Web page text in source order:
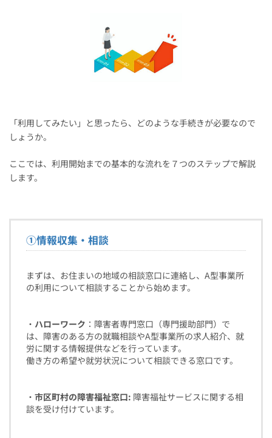
「利用してみたい」と思ったら、どのような手続きが必要なので
しょうか。
ここでは、利用開始までの基本的な流れを７つのステップで解説
します。
①情報収集・相談
まずは、お住まいの地域の相談窓口に連絡し、A型事業所
の利用について相談することから始めます。
・ ハローワーク ：障害者専門窓口（専門援助部門）で
は、障害のある方の就職相談やA型事業所の求人紹介、就
労に関する情報提供などを行っています。
働き方の希望や就労状況について相談できる窓口です。
・ 市区町村の障害福祉窓口: 障害福祉サービスに関する相
談を受け付けています。